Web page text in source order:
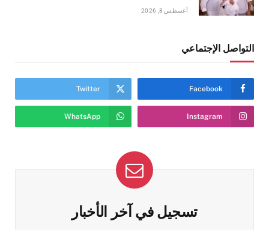
أغسطس 8, 2026
التواصل الإجتماعي
Facebook
Twitter
Instagram
WhatsApp
تسجيل في آخر الأخبار